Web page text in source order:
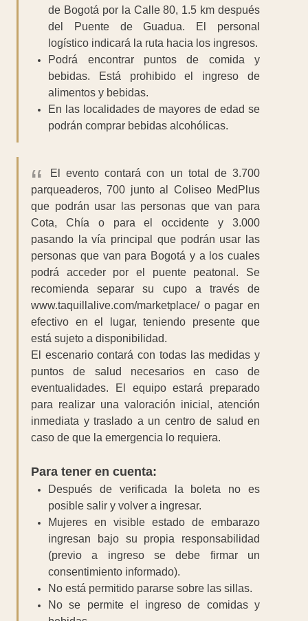
de Bogotá por la Calle 80, 1.5 km después
del Puente de Guadua. El personal
logístico indicará la ruta hacia los ingresos.
Podrá encontrar puntos de comida y
bebidas. Está prohibido el ingreso de
alimentos y bebidas.
En las localidades de mayores de edad se
podrán comprar bebidas alcohólicas.
El evento contará con un total de 3.700
parqueaderos, 700 junto al Coliseo MedPlus
que podrán usar las personas que van para
Cota, Chía o para el occidente y 3.000
pasando la vía principal que podrán usar las
personas que van para Bogotá y a los cuales
podrá acceder por el puente peatonal. Se
recomienda separar su cupo a través de
www.taquillalive.com/marketplace/ o pagar en
efectivo en el lugar, teniendo presente que
está sujeto a disponibilidad.
El escenario contará con todas las medidas y
puntos de salud necesarios en caso de
eventualidades. El equipo estará preparado
para realizar una valoración inicial, atención
inmediata y traslado a un centro de salud en
caso de que la emergencia lo requiera.
Para tener en cuenta:
Después de verificada la boleta no es
posible salir y volver a ingresar.
Mujeres en visible estado de embarazo
ingresan bajo su propia responsabilidad
(previo a ingreso se debe firmar un
consentimiento informado).
No está permitido pararse sobre las sillas.
No se permite el ingreso de comidas y